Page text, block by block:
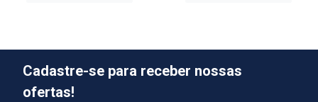
Cadastre-se para receber nossas
ofertas!